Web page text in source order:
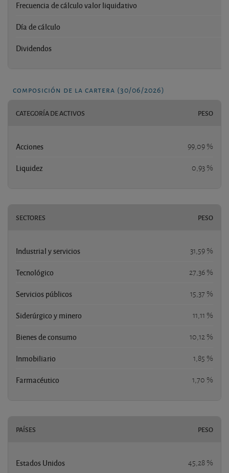
Frecuencia de cálculo valor liquidativo
Día de cálculo
Dividendos
composición de la cartera (30/06/2026)
CATEGORÍA DE ACTIVOS PESO
Acciones 99,09 %
Liquidez 0,93 %
SECTORES PESO
Industrial y servicios 31,59 %
Tecnológico 27,36 %
Servicios públicos 15,37 %
Siderúrgico y minero 11,11 %
Bienes de consumo 10,12 %
Inmobiliario 1,85 %
Farmacéutico 1,70 %
PAÍSES PESO
Estados Unidos 45,28 %